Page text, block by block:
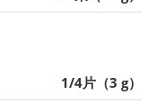
1/4片（3 g）